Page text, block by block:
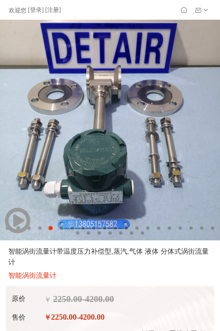
欢迎您 [登录] [注册]
智能涡街流量计带温度压力补偿型,蒸汽,气体 液体 分体式涡街流量
计
智能涡街流量计
原价 ￥ 2250.00-4200.00
售价 ￥2250.00-4200.00